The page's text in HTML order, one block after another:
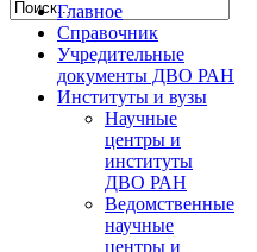
Главное
Справочник
Учредительные
документы ДВО РАН
Институты и вузы
Научные
центры и
институты
ДВО РАН
Ведомственные
научные
центры и